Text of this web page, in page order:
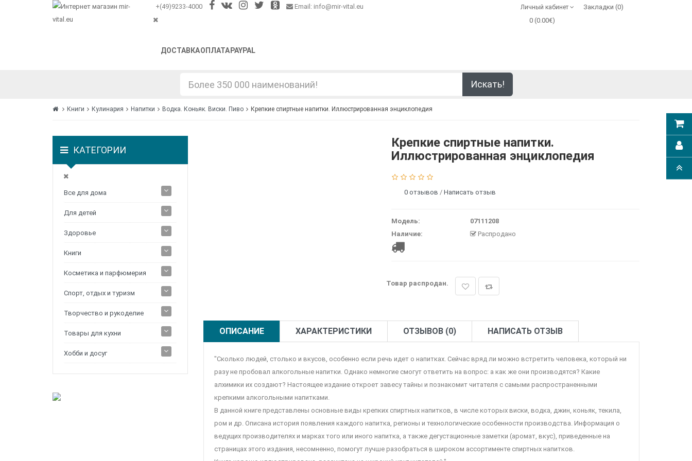
+(49)9233-4000 Email: info@mir-vital.eu Личный кабинет Закладки (0)
ДОСТАВКАОПЛАТА PAYPAL
0 (0.00€)
Искать!
Книги Кулинария Напитки Водка. Коньяк. Виски. Пиво Крепкие спиртные напитки. Иллюстрированная энциклопедия
КАТЕГОРИИ
Все для дома
Для детей
Здоровье
Книги
Косметика и парфюмерия
Спорт, отдых и туризм
Творчество и рукоделие
Товары для кухни
Хобби и досуг
Крепкие спиртные напитки.
Иллюстрированная энциклопедия
0 отзывов /Написать отзыв
Модель:
07111208
Наличие:
Распродано
Товар распродан.
ОПИСАНИЕ ХАРАКТЕРИСТИКИ ОТЗЫВОВ (0) НАПИСАТЬ ОТЗЫВ
"Сколько людей, столько и вкусов, особенно если речь идет о напитках. Сейчас вряд ли можно встретить человека, который ни
разу не пробовал алкогольные напитки. Однако немногие смогут ответить на вопрос: а как же они производятся? Какие
алхимики их создают? Настоящее издание откроет завесу тайны и познакомит читателя с самыми распространенными
крепкими алкогольными напитками.
В данной книге представлены основные виды крепких спиртных напитков, в числе которых виски, водка, джин, коньяк, текила,
ром и др. Описана история появления каждого напитка, регионы и технологические особенности производства. Информация о
ведущих производителях и марках того или иного напитка, а также дегустационные заметки (аромат, вкус), приведенные на
страницах этого издания, несомненно, помогут лучше разобраться в широком ассортименте спиртных напитков.